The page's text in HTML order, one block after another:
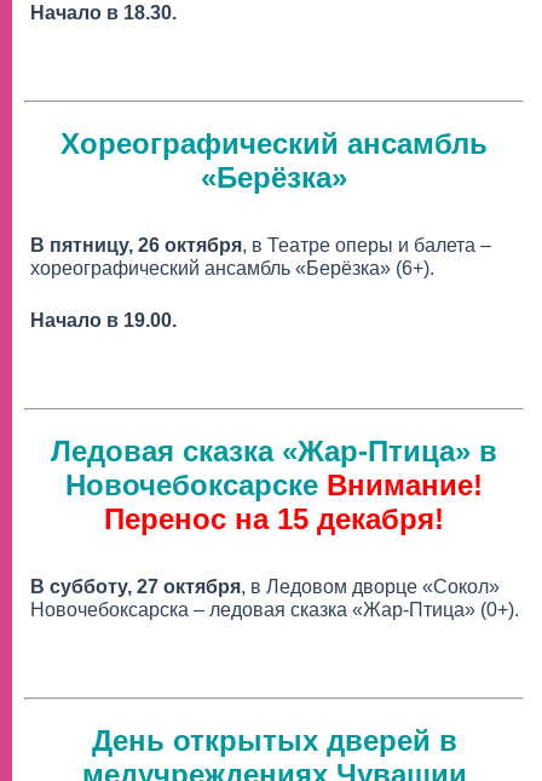
Начало в 18.30.
Хореографический ансамбль
«Берёзка»
В пятницу, 26 октября, в Театре оперы и балета –
хореографический ансамбль «Берёзка» (6+).
Начало в 19.00.
Ледовая сказка «Жар-Птица» в
Новочебоксарске Внимание!
Перенос на 15 декабря!
В субботу, 27 октября, в Ледовом дворце «Сокол»
Новочебоксарска – ледовая сказка «Жар-Птица» (0+).
День открытых дверей в
медучреждениях Чувашии